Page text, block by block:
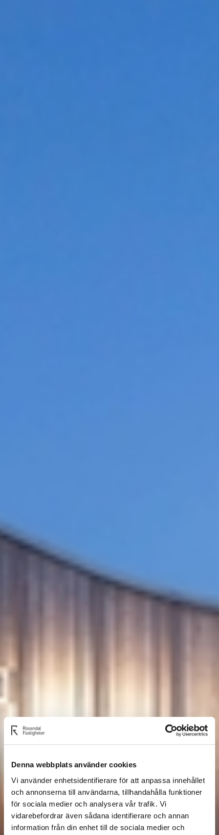
Denna webbplats använder cookies
Vi använder enhetsidentifierare för att anpassa innehållet
och annonserna till användarna, tillhandahålla funktioner
för sociala medier och analysera vår trafik. Vi
vidarebefordrar även sådana identifierare och annan
information från din enhet till de sociala medier och